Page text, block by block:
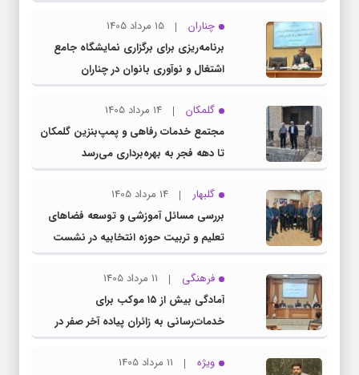
چناران
15 مرداد 1405
برنامه‌ریزی برای برگزاری نمایشگاه جامع
اشتغال و نوآوری بانوان در چناران
گلمکان
14 مرداد 1405
مجتمع خدمات رفاهی و پمپ‌بنزین گلمکان
تا دهه فجر به بهره‌برداری می‌رسد
گلبهار
14 مرداد 1405
بررسی مسائل آموزشی و توسعه فضاهای
تعلیم و تربیت حوزه انتخابیه در نشست
مشترک عضو کمیسیون آموزش مجلس با
مدیرکل آموزش و پرورش خراسان رضوی
فرهنگی
11 مرداد 1405
آمادگی بیش از ۱۵ موکب برای
خدمات‌رسانی به زائران پیاده آخر صفر در
شهرستان چناران
ویژه
11 مرداد 1405